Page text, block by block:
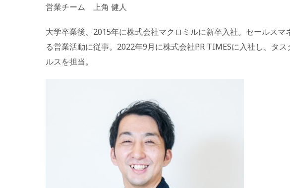
営業チーム 上角 健人
大学卒業後、2015年に株式会社マクロミルに新卒入社。セールス
る営業活動に従事。2022年9月に株式会社PR TIMESに入社し、タ
ルスを担当。